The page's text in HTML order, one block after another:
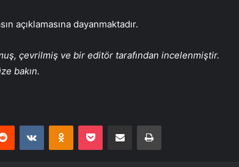
açıklamasına dayanmaktadır.
çevrilmiş ve bir editör tarafından incelenmiştir.
bakın.
Reddit VKontakteOdnoklassniki
Pocket E-Posta ile paylaş Yazdır